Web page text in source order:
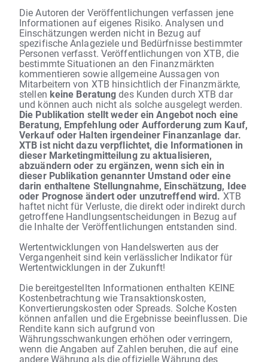
Die Autoren der Veröffentlichungen verfassen jene
Informationen auf eigenes Risiko. Analysen und
Einschätzungen werden nicht in Bezug auf
spezifische Anlageziele und Bedürfnisse bestimmter
Personen verfasst. Veröffentlichungen von XTB, die
bestimmte Situationen an den Finanzmärkten
kommentieren sowie allgemeine Aussagen von
Mitarbeitern von XTB hinsichtlich der Finanzmärkte,
stellen keine Beratungdes Kunden durch XTB dar
und können auch nicht als solche ausgelegt werden.
Die Publikation stellt weder ein Angebot noch eine
Beratung, Empfehlung oder Aufforderung zum Kauf,
Verkauf oder Halten irgendeiner Finanzanlage dar.
XTB ist nicht dazu verpflichtet, die Informationen in
dieser Marketingmitteilung zu aktualisieren,
abzuändern oder zu ergänzen, wenn sich ein in
dieser Publikation genannter Umstand oder eine
darin enthaltene Stellungnahme, Einschätzung, Idee
oder Prognose ändert oder unzutreffend wird. XTB
haftet nicht für Verluste, die direkt oder indirekt durch
getroffene Handlungsentscheidungen in Bezug auf
die Inhalte der Veröffentlichungen entstanden sind.
Wertentwicklungen von Handelswerten aus der
Vergangenheit sind kein verlässlicher Indikator für
Wertentwicklungen in der Zukunft!
Die bereitgestellten Informationen enthalten KEINE
Kostenbetrachtung wie Transaktionskosten,
Konvertierungskosten oder Spreads. Solche Kosten
können anfallen und die Ergebnisse beeinflussen. Die
Rendite kann sich aufgrund von
Währungsschwankungen erhöhen oder verringern,
wenn die Angaben auf Zahlen beruhen, die auf eine
andere Währung als die offizielle Währung des